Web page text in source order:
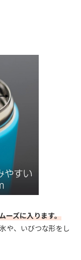
ーズに入ります。
や、いびつな形をし